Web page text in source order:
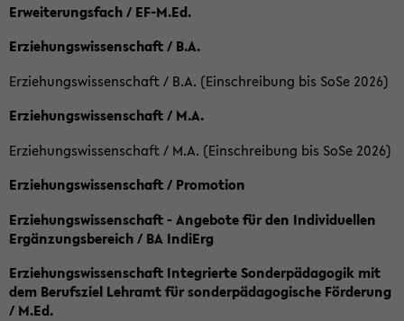
Erweiterungsfach / EF-M.Ed.
Erziehungswissenschaft / B.A.
Erziehungswissenschaft / B.A. (Einschreibung bis SoSe 2026)
Erziehungswissenschaft / M.A.
Erziehungswissenschaft / M.A. (Einschreibung bis SoSe 2026)
Erziehungswissenschaft / Promotion
Erziehungswissenschaft - Angebote für den Individuellen
Ergänzungsbereich / BA IndiErg
Erziehungswissenschaft Integrierte Sonderpädagogik mit
dem Berufsziel Lehramt für sonderpädagogische Förderung
/ M.Ed.